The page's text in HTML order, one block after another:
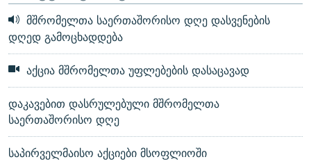
მშრომელთა საერთაშორისო დღე დასვენების
დღედ გამოცხადდება
აქცია მშრომელთა უფლებების დასაცავად
დაკავებით დასრულებული მშრომელთა
საერთაშორისო დღე
საპირველმაისო აქციები მსოფლიოში